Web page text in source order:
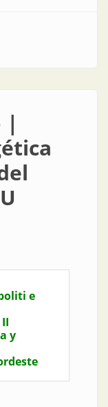
Paz: talento
|
e
y